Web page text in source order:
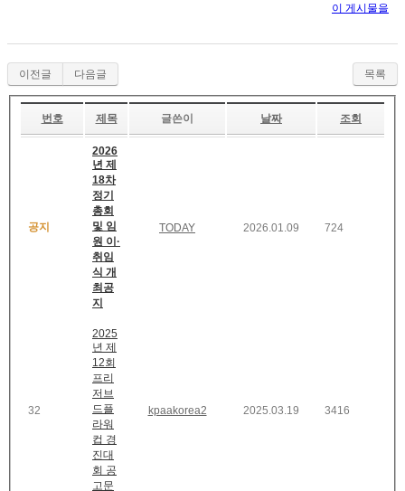
이 게시물을
이전글 다음글 목록
번호 제목 글쓴이 날짜 조회
공지
2026
년 제
18차
정기
총회
및 임
원 이·
취임
식 개
최공
지
TODAY 2026.01.09 724
32
2025
년 제
12회
프리
저브
드플
라워
컵 경
진대
회 공
고문
kpaakorea2 2025.03.19 3416